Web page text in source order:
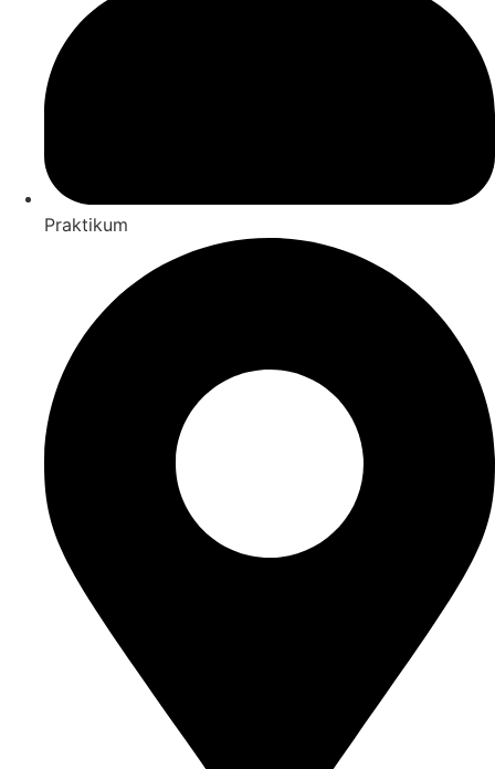
Praktikum